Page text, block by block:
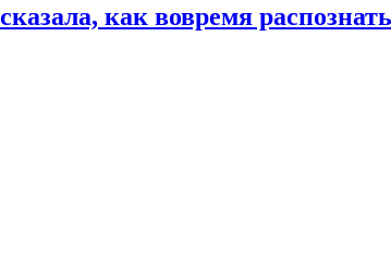
как вовремя